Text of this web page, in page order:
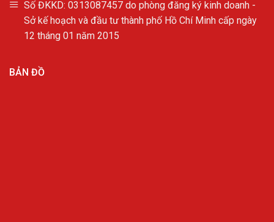
Số ĐKKD: 0313087457 do phòng đăng ký kinh doanh -
Sở kế hoạch và đầu tư thành phố Hồ Chí Minh cấp ngày
12 tháng 01 năm 2015
BẢN ĐỒ